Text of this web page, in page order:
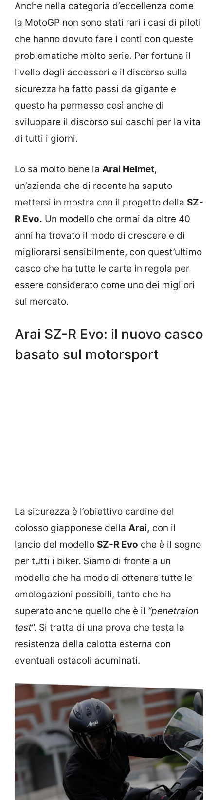
Anche nella categoria d’eccellenza come
la MotoGP non sono stati rari i casi di piloti
che hanno dovuto fare i conti con queste
problematiche molto serie. Per fortuna il
livello degli accessori e il discorso sulla
sicurezza ha fatto passi da gigante e
questo ha permesso così anche di
sviluppare il discorso sui caschi per la vita
di tutti i giorni.
Lo sa molto bene la Arai Helmet,
un’azienda che di recente ha saputo
mettersi in mostra con il progetto della SZ-
R Evo. Un modello che ormai da oltre 40
anni ha trovato il modo di crescere e di
migliorarsi sensibilmente, con quest’ultimo
casco che ha tutte le carte in regola per
essere considerato come uno dei migliori
sul mercato.
Arai SZ-R Evo: il nuovo casco
basato sul motorsport
La sicurezza è l’obiettivo cardine del
colosso giapponese della Arai, con il
lancio del modello SZ-R Evo che è il sogno
per tutti i biker. Siamo di fronte a un
modello che ha modo di ottenere tutte le
omologazioni possibili, tanto che ha
superato anche quello che è il “penetraion
test“. Si tratta di una prova che testa la
resistenza della calotta esterna con
eventuali ostacoli acuminati.